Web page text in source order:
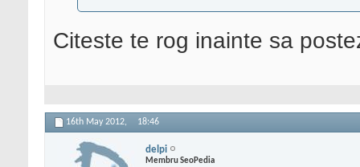
Citeste te rog inainte sa
16th May 2012, 18:46
delpi
Membru SeoPedia